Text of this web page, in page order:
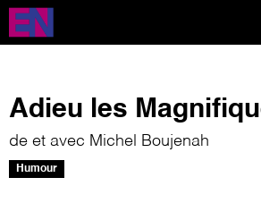
Aller
contenu
Adieu les
de et avec Michel Boujenah
Humour